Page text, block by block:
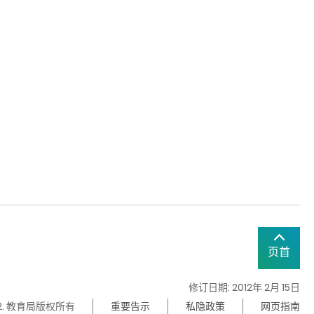
页首
修订日期: 2012年 2月 15日
教育局版权所有
重要告示 私隐政策 网页指南